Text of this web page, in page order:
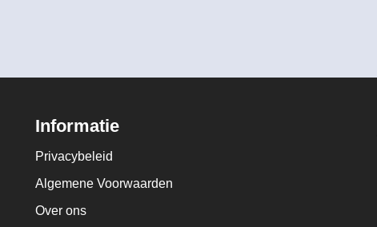
Informatie
Privacybeleid
Algemene Voorwaarden
Over ons